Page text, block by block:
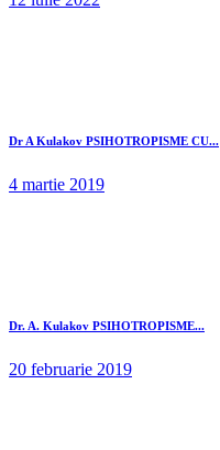
Dr A Kulakov PSIHOTROPISME CU...
4 martie 2019
Dr. A. Kulakov PSIHOTROPISME...
20 februarie 2019